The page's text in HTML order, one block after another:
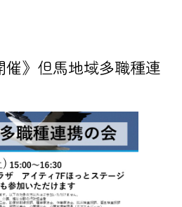
催》但馬地域多職種連